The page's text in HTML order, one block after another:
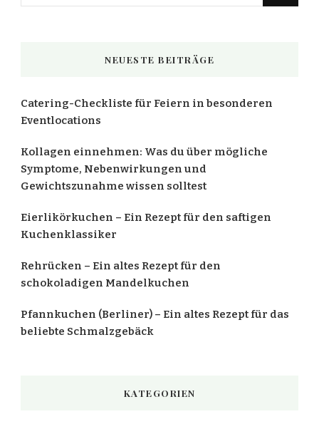
NEUESTE BEITRÄGE
Catering-Checkliste für Feiern in besonderen
Eventlocations
Kollagen einnehmen: Was du über mögliche
Symptome, Nebenwirkungen und
Gewichtszunahme wissen solltest
Eierlikörkuchen – Ein Rezept für den saftigen
Kuchenklassiker
Rehrücken – Ein altes Rezept für den
schokoladigen Mandelkuchen
Pfannkuchen (Berliner) – Ein altes Rezept für das
beliebte Schmalzgebäck
KATEGORIEN